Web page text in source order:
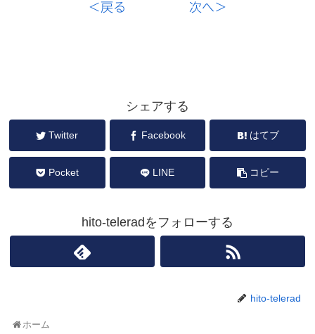
＜戻る 次へ＞
シェアする
Twitter Facebook はてブ
Pocket LINE コピー
hito-teleradをフォローする
hito-telerad
ホーム